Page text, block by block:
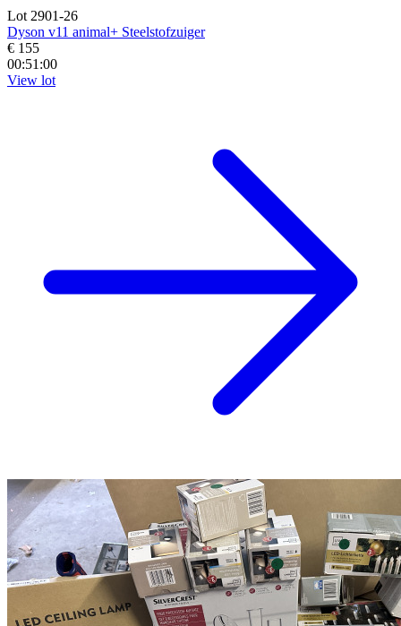
Lot 2901-26
Dyson v11 animal+ Steelstofzuiger
€ 155
00:50:59
View lot